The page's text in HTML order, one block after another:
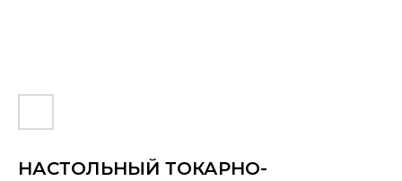
НАСТОЛЬНЫЙ ТОКАРНО-